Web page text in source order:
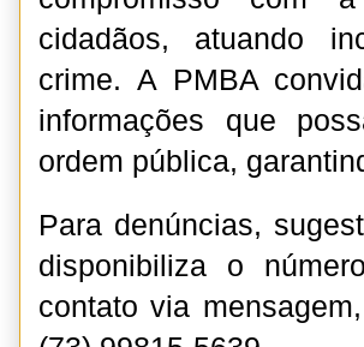
cidadãos, atuando
crime. A PMBA
informações que
ordem pública,
Para denúncias,
disponibiliza o
contato via